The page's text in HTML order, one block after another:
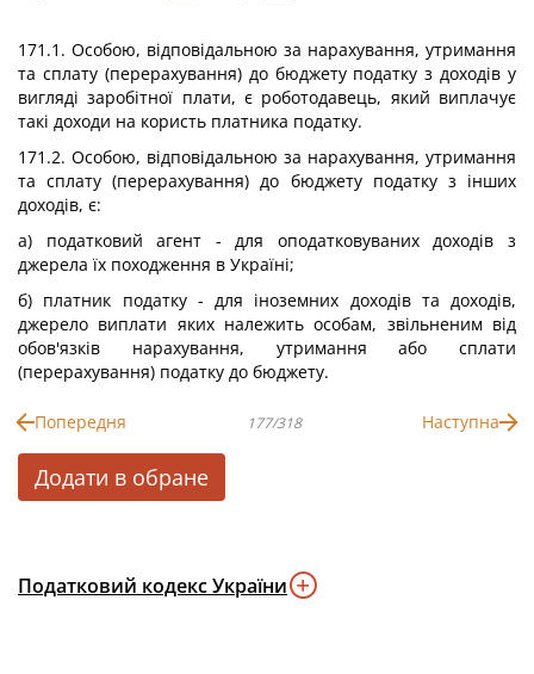
171.1. Особою, відповідальною за нарахування, утримання
та сплату (перерахування) до бюджету податку з доходів у
вигляді заробітної плати, є роботодавець, який виплачує
такі доходи на користь платника податку.
171.2. Особою, відповідальною за нарахування, утримання
та сплату (перерахування) до бюджету податку з інших
доходів, є:
а) податковий агент - для оподатковуваних доходів з
джерела їх походження в Україні;
б) платник податку - для іноземних доходів та доходів,
джерело виплати яких належить особам, звільненим від
обов'язків нарахування, утримання або сплати
(перерахування) податку до бюджету.
Попередня 177/318 Наступна
Додати в обране
Податковий кодекс України